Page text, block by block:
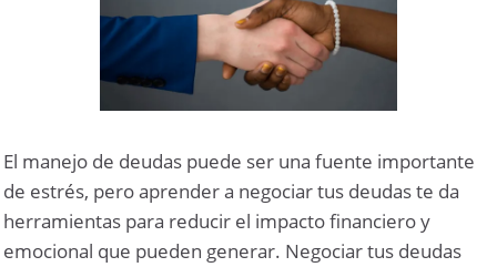
El manejo de deudas puede ser una fuente importante
de estrés, pero aprender a negociar tus deudas te da
herramientas para reducir el impacto financiero y
emocional que pueden generar. Negociar tus deudas